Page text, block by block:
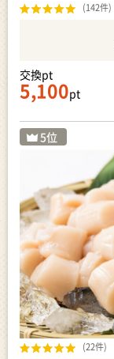
(142件)
交換pt
5,100pt
(22件)